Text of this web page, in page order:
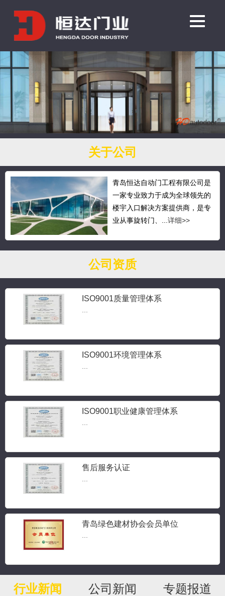
关于公司
青岛恒达自动门工程有限公司是
一家专业致力于成为全球领先的
楼宇入口解决方案提供商，是专
业从事旋转门、... 详细>>
公司资质
ISO9001质量管理体系
ISO9001环境管理体系
ISO9001职业健康管理体系
售后服务认证
青岛绿色建材协会会员单位
行业新闻 公司新闻 专题报道